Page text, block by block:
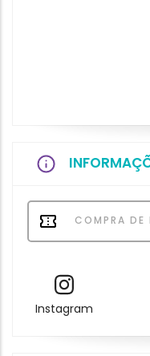
COMPRA DE
Instagram